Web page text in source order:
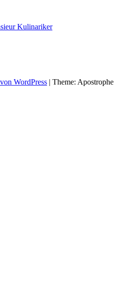
Kulinariker
WordPress | Theme: Apostrophe